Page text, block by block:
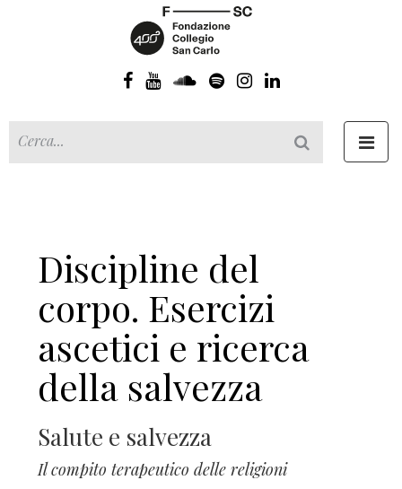
Discipline del
corpo. Esercizi
ascetici e ricerca
della salvezza
Salute e salvezza
Il compito terapeutico delle religioni